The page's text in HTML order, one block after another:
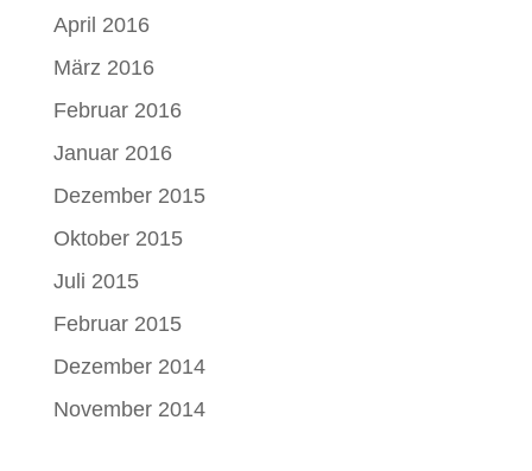
April 2016
März 2016
Februar 2016
Januar 2016
Dezember 2015
Oktober 2015
Juli 2015
Februar 2015
Dezember 2014
November 2014